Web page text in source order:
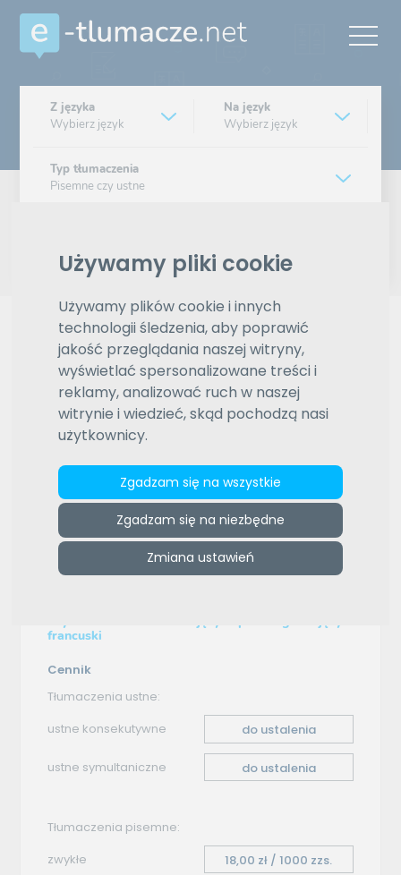
Używamy pliki cookie
Używamy plików cookie i innych
technologii śledzenia, aby poprawić
jakość przeglądania naszej witryny,
wyświetlać spersonalizowane treści i
reklamy, analizować ruch w naszej
witrynie i wiedzieć, skąd pochodzą nasi
użytkownicy.
Zgadzam się na wszystkie
Zgadzam się na niezbędne
Zmiana ustawień
Z języka
Wybierz język
Na język
Wybierz język
Typ tłumaczenia
Pisemne czy ustne
Reklama
ZAMÓW REKLAMĘ W TYM MIEJSCU
e-tlumacze.net>Biuro Tłumaczeń Online - Blanka. Kamil
Oferta tłumaczenia - polski–francuski
Oferta tłumaczenia
francuski
Cennik
Tłumaczenia ustne:
ustne konsekutywne
do ustalenia
ustne symultaniczne do ustalenia
Tłumaczenia pisemne:
zwykłe
18,00 zł / 1000 zzs.